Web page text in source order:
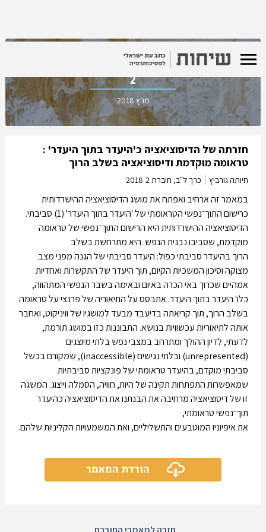
כרך ל"ב, חוברת
2
מרץ 2018
חזרתה של הדיסוציאציה כ'היעדר בתוך היעדר' :
טראומה מוקדמת ודיסוציאציה בשלב הרוך
חיותה גורביץ כרך ל"ב, חוברת 2 2018
במאמר זה ארחיב ואפתח את מושג הדיסוציאציה ההישרדותית
כרישום התוך־נפשי הטראומתי של 'היעדר בתוך היעדר' (1) סביבתי.
הדיסוציאציה ההישרדותית היא הרישום התוך־נפשי של טראומה
מוקדמת, שסביבו נבנית הנפש. היא מתרחשת בשלב
הרוך בהיעדר סביבתי כפול: היעדר סביבתי של הגנה מפני מצב
מצוקה וסיכון המשכיות הקיום, תוך היעדר של התקשרות ואחדיות
אמהיים שכרוך באי הכרה באיום ובאימה בשבר הנפשי המתהווה,
כלו' היעדר בתוך היעדר. אתבסס על התיאוריה של פרנצי על טראומה
בשלב הרוך, תוך קריאתה בדיעבד מבעד למושגיו של וויניקוט, ואחבר
אותה לתיאוריות עכשוויות בנושא. התבוננות כזו במושג תורמת,
לדעתי, לדיון ההולך ומתרחב במצבי נפש בלתי מיוצגים
(unrepresented) ובלתי נגישים (inaccessible), שמקורם בכשל
סביבתי מוקדם, בהיעדר טראומתי של פונקציות סביבתיות
שמאפשרות התפתחות תקינה של היות, חוויה, הסמלה וייצוג. המשגה
זו של דיסוציאציה מרחיבה את הבנתנו את הדיסוציאציה כהיעדר
תוך־נפשי טראומתי,
את איפיוניו המוטבעים והתשליליים, ואת המשמעויות הקליניות שלהם.
הורדת המאמר